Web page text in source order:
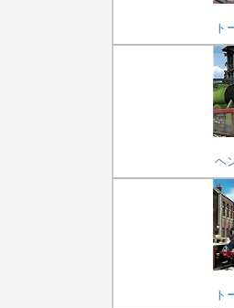
ト
ヘ
ト